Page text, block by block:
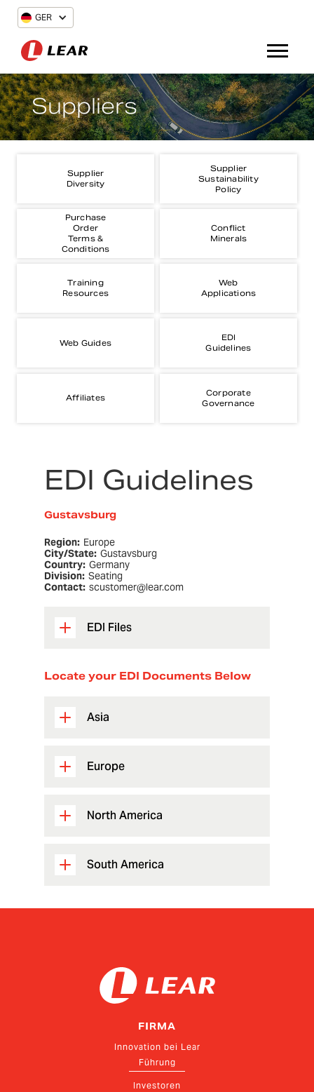
GER
Suppliers
Supplier
Diversity
Supplier
Sustainability
Policy
Purchase
Order
Terms &
Conditions
Conflict
Minerals
Training
Resources
Web
Applications
Web Guides
EDI
Guidelines
Affiliates
Corporate
Governance
EDI Guidelines
Gustavsburg
Region: Europe
City/State: Gustavsburg
Country: Germany
Division: Seating
Contact: scustomer@lear.com
EDI Files
Locate your EDI Documents Below
Asia
Europe
North America
South America
FIRMA
Innovation bei Lear
Führung
Investoren